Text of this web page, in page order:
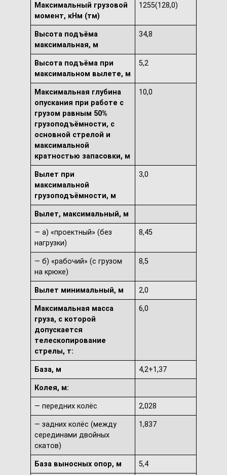
Максимальный грузовой
момент, кНм (тм)
1255(128,0)
Высота подъёма
максимальная, м
34,8
Высота подъёма при
максимальном вылете, м
5,2
Максимальная глубина
опускания при работе с
грузом равным 50%
грузоподъёмности, с
основной стрелой и
максимальной
кратностью запасовки, м
10,0
Вылет при
максимальной
грузоподъёмности, м
3,0
Вылет, максимальный, м
— а) «проектный» (без
нагрузки)
8,45
— б) «рабочий» (с грузом
на крюке)
8,5
Вылет минимальный, м 2,0
Максимальная масса
груза, с которой
допускается
телескопирование
стрелы, т:
6,0
База, м 4,2+1,37
Колея, м:
— передних колёс 2,028
— задних колёс (между
серединами двойных
скатов)
1,837
База выносных опор, м 5,4